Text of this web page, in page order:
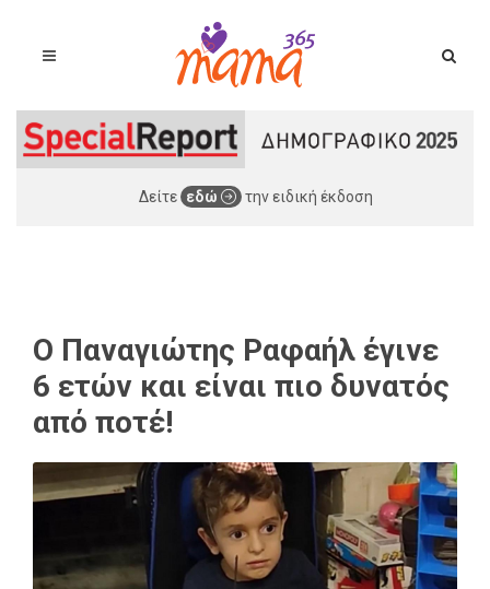
Δείτε εδώ την ειδική έκδοση
Ο Παναγιώτης Ραφαήλ έγινε
6 ετών και είναι πιο δυνατός
από ποτέ!